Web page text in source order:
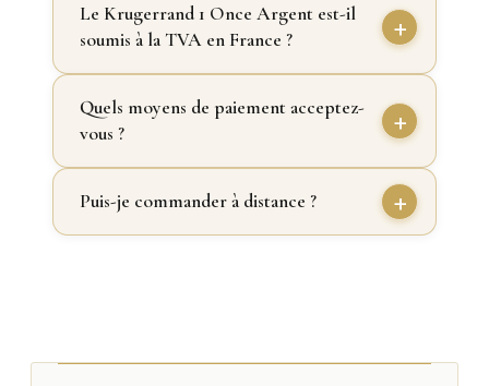
Le Krugerrand 1 Once Argent est-il
soumis à la TVA en France ?
Quels moyens de paiement acceptez-
vous ?
Puis-je commander à distance ?